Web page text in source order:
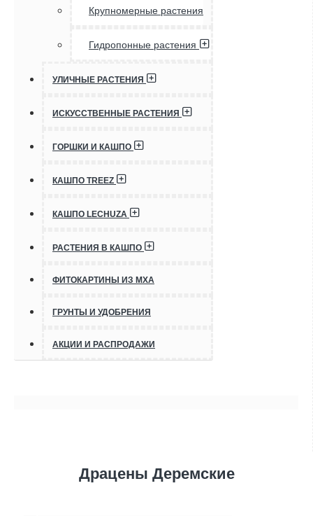
Крупномерные растения
Гидропонные растения
УЛИЧНЫЕ РАСТЕНИЯ
ИСКУССТВЕННЫЕ РАСТЕНИЯ
ГОРШКИ И КАШПО
КАШПО TREEZ
КАШПО LECHUZA
РАСТЕНИЯ В КАШПО
ФИТОКАРТИНЫ ИЗ МХА
ГРУНТЫ И УДОБРЕНИЯ
АКЦИИ И РАСПРОДАЖИ
Драцены Деремские